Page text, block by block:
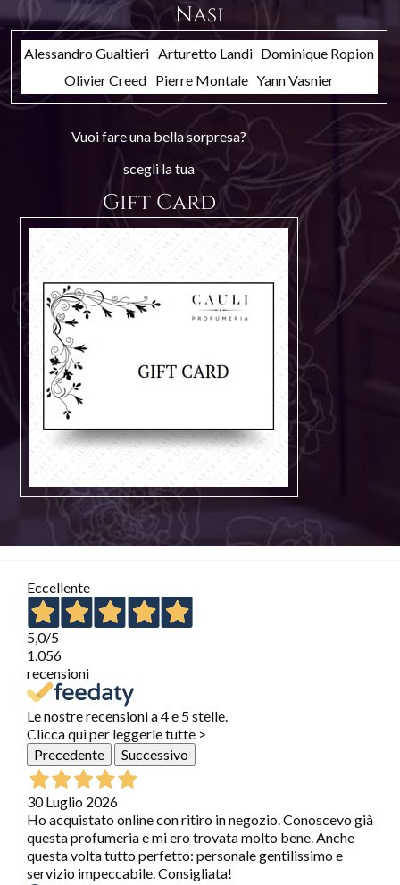
Nasi
Alessandro Gualtieri Arturetto Landi Dominique Ropion
Olivier Creed Pierre Montale Yann Vasnier
Vuoi fare una bella sorpresa?
scegli la tua
Gift Card
Eccellente
5,0/5
1.056
recensioni
Le nostre recensioni a 4 e 5 stelle.
Clicca qui per leggerle tutte >
Precedente
Successivo
30 Luglio 2026
Ho acquistato online con ritiro in negozio. Conoscevo già
questa profumeria e mi ero trovata molto bene. Anche
questa volta tutto perfetto: personale gentilissimo e
servizio impeccabile. Consigliata!